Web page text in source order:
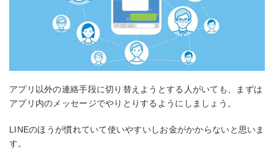
アプリ以外の連絡手段に切り替えようとする人がいても、まずは
アプリ内のメッセージでやりとりするようにしましょう。
LINEのほうが慣れていて使いやすいしお金がかからないと思いま
す。